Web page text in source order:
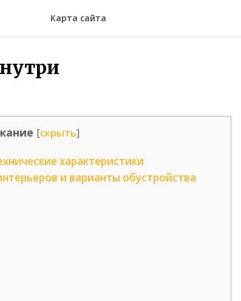
Карта сайта
[скрыть]
характеристики
и варианты обустройства